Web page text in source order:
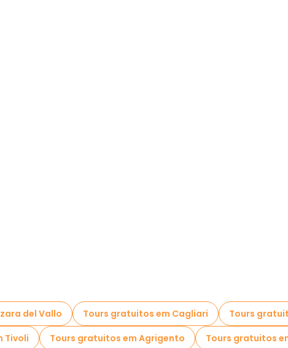
del Vallo Tours gratuitos em Cagliari
Tours
Tivoli Tours gratuitos em Agrigento
Tours gratuitos